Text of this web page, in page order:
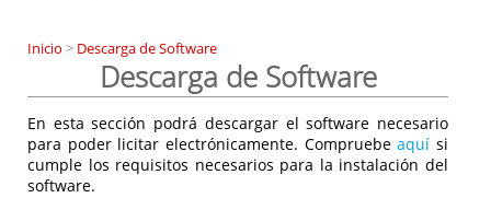
Inicio > Descarga de Software
Descarga de Software
En esta sección podrá descargar el software necesario
para poder licitar electrónicamente. Compruebeaquí si
cumple los requisitos necesarios para la instalación del
software.